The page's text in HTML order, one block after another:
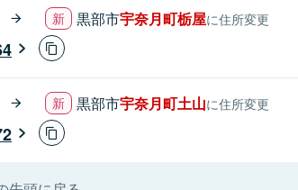
黒部市宇奈月町栃屋に住所変更
黒部市宇奈月町土山に住所変更